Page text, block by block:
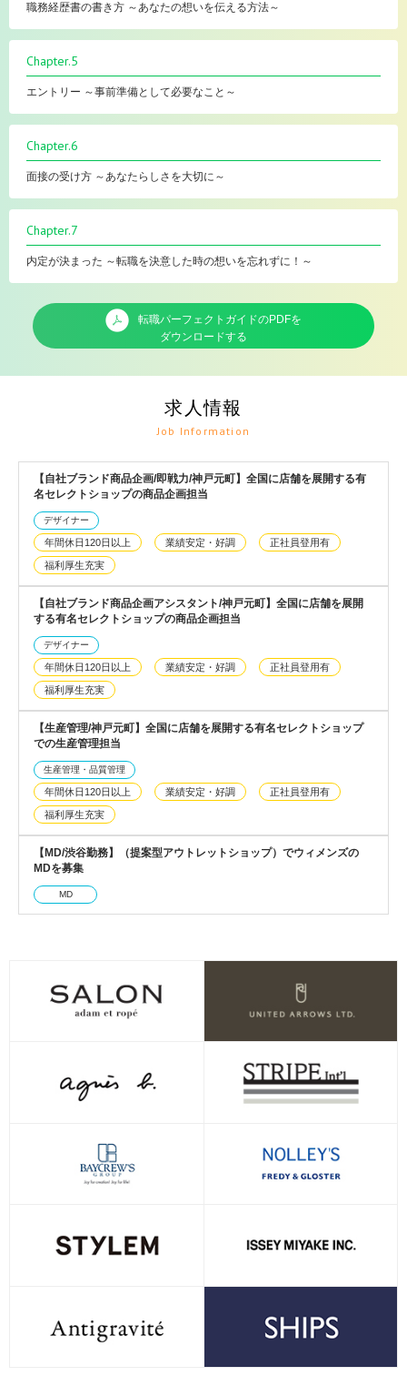
職務経歴書の書き方 ～あなたの想いを伝える方法～
Chapter.5
エントリー ～事前準備として必要なこと～
Chapter.6
面接の受け方 ～あなたらしさを大切に～
Chapter.7
内定が決まった ～転職を決意した時の想いを忘れずに！～
転職パーフェクトガイドのPDFを
ダウンロードする
求人情報
Job Information
【自社ブランド商品企画/即戦力/神戸元町】全国に店舗を展開する有
名セレクトショップの商品企画担当
デザイナー
年間休日120日以上 業績安定・好調 正社員登用有
福利厚生充実
【自社ブランド商品企画アシスタント/神戸元町】全国に店舗を展開
する有名セレクトショップの商品企画担当
デザイナー
年間休日120日以上 業績安定・好調 正社員登用有
福利厚生充実
【生産管理/神戸元町】全国に店舗を展開する有名セレクトショップ
での生産管理担当
生産管理・品質管理
年間休日120日以上 業績安定・好調 正社員登用有
福利厚生充実
【MD/渋谷勤務】（提案型アウトレットショップ）でウィメンズの
MDを募集
MD